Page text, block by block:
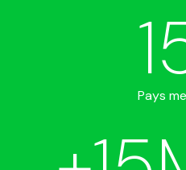
Pays